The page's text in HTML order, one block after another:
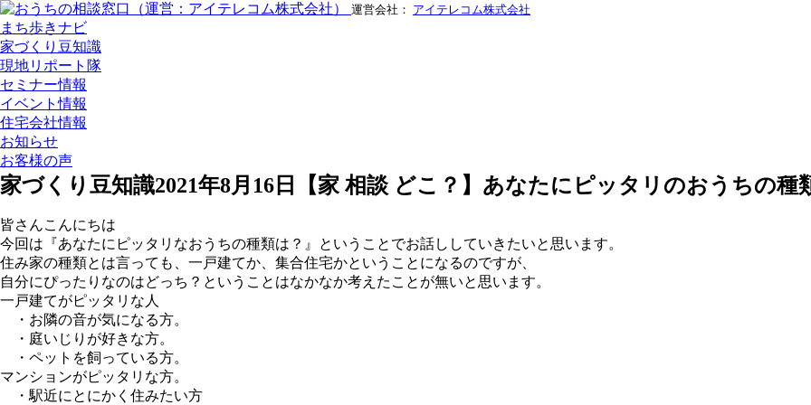
運営会社： アイテレコム株式会社
まち歩きナビ
家づくり豆知識
現地リポート隊
セミナー情報
イベント情報
住宅会社情報
お知らせ
お客様の声
家づくり豆知識2021年8月16日 【家 相談 どこ？】あなたにピッタリのおうちの種
皆さんこんにちは
今回は『あなたにピッタリなおうちの種類は？』ということでお話ししていきたいと思います。
住み家の種類とは言っても、一戸建てか、集合住宅かということになるのですが、
自分にぴったりなのはどっち？ということはなかなか考えたことが無いと思います。
一戸建てがピッタリな人
・お隣の音が気になる方。
・庭いじりが好きな方。
・ペットを飼っている方。
マンションがピッタリな方。
・駅近にとにかく住みたい方